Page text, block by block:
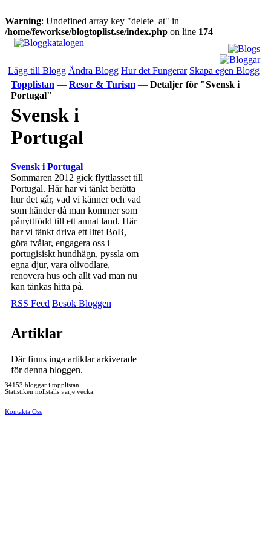
Warning: Undefined array key "delete_at" in
/home/feworkse/blogtoplist.se/index.php on line 174
Lägg till Blogg Ändra Blogg Hur det Fungerar Skapa egen Blogg
Topplistan — Resor & Turism — Detaljer för "Svensk i
Portugal"
Svensk i
Portugal
Svensk i Portugal
Sommaren 2012 gick flyttlasset till
Portugal. Här har vi tänkt berätta
hur det går, vad vi känner och vad
som händer då man kommer som
pånyttfödd till ett annat land. Här
har vi tänkt driva ett litet BoB,
göra tvålar, engagera oss i
portugisiskt hundhägn, pyssla om
egna djur, vara olivodlare,
renovera hus och allt vad man nu
kan tänkas hitta på.
RSS Feed Besök Bloggen
Artiklar
Där finns inga artiklar arkiverade
för denna bloggen.
34153 bloggar i topplistan.
Statistiken nollställs varje vecka.
Kontakta Oss